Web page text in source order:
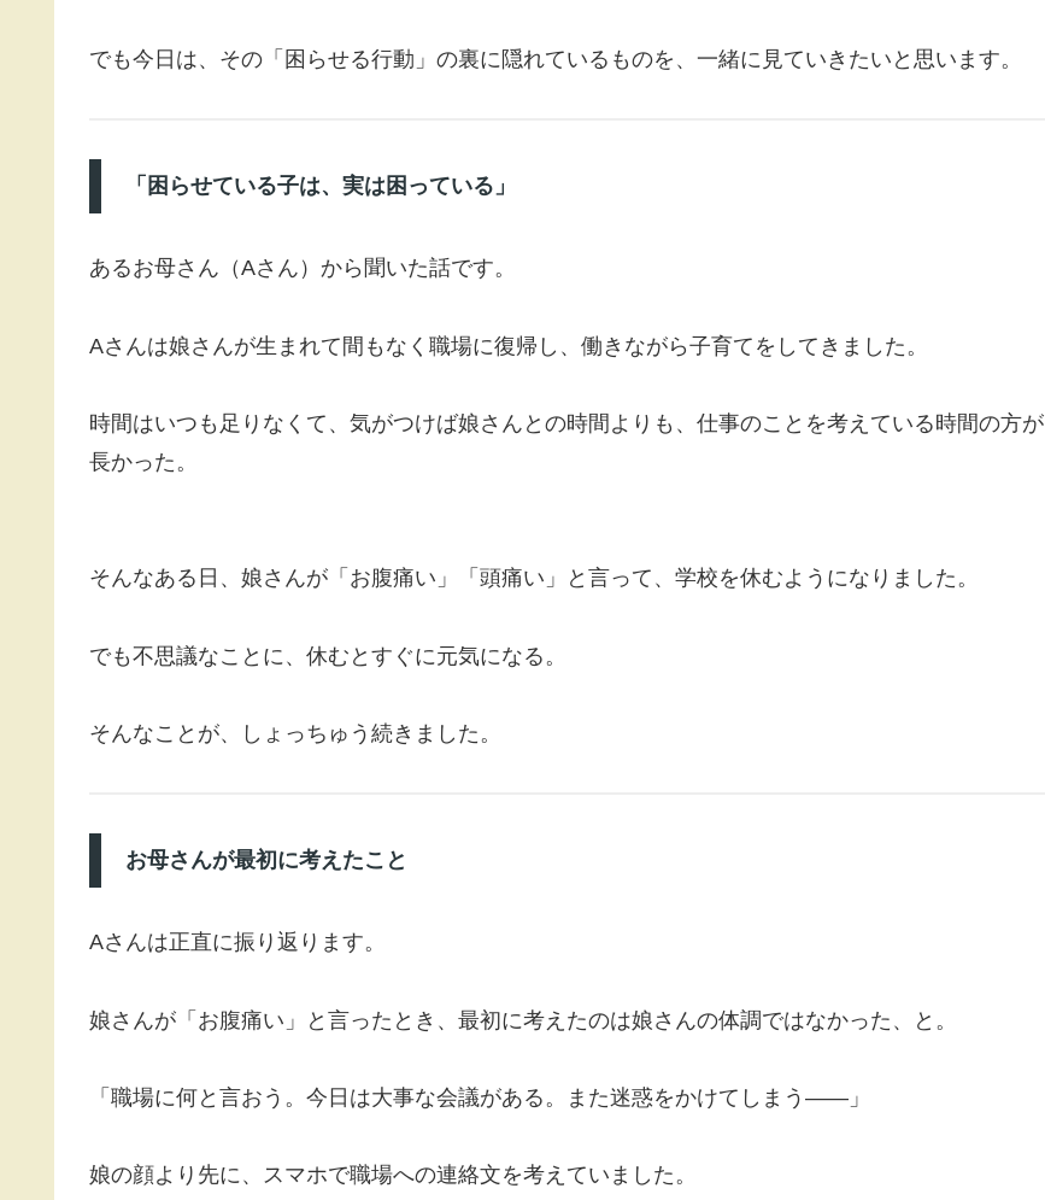
でも今日は、その「困らせる行動」の裏に隠れているものを、一緒に見ていきたいと思います。
「困らせている子は、実は困っている」
あるお母さん（Aさん）から聞いた話です。
Aさんは娘さんが生まれて間もなく職場に復帰し、働きながら子育てをしてきました。
時間はいつも足りなくて、気がつけば娘さんとの時間よりも、仕事のことを考えている時間の方が
長かった。
そんなある日、娘さんが「お腹痛い」「頭痛い」と言って、学校を休むようになりました。
でも不思議なことに、休むとすぐに元気になる。
そんなことが、しょっちゅう続きました。
お母さんが最初に考えたこと
Aさんは正直に振り返ります。
娘さんが「お腹痛い」と言ったとき、最初に考えたのは娘さんの体調ではなかった、と。
「職場に何と言おう。今日は大事な会議がある。また迷惑をかけてしまう——」
娘の顔より先に、スマホで職場への連絡文を考えていました。